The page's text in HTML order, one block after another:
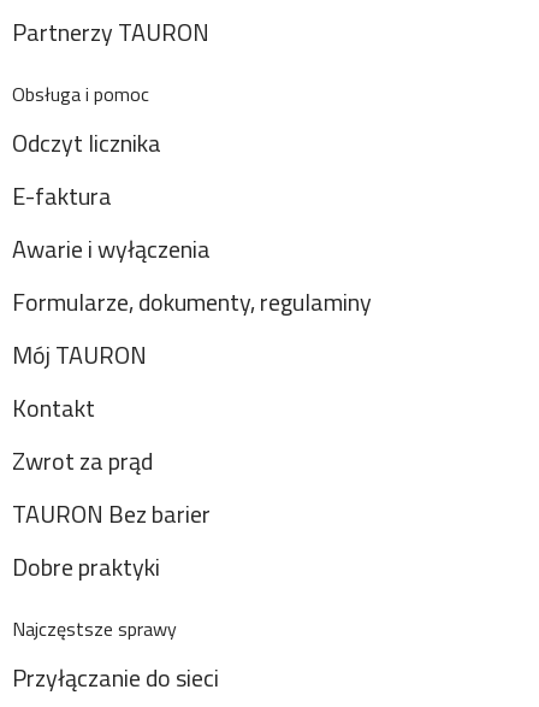
Partnerzy TAURON
Obsługa i pomoc
Odczyt licznika
E-faktura
Awarie i wyłączenia
Formularze, dokumenty, regulaminy
Mój TAURON
Kontakt
Zwrot za prąd
TAURON Bez barier
Dobre praktyki
Najczęstsze sprawy
Przyłączanie do sieci